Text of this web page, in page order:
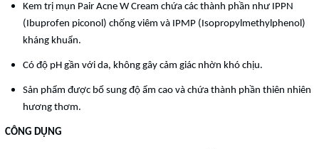
Kem trị mụn Pair Acne W Cream chứa các thành phần như IPPN
(Ibuprofen piconol) chống viêm và IPMP (Isopropylmethylphenol)
kháng khuẩn.
Có độ pH gần với da, không gây cảm giác nhờn khó chịu.
Sản phẩm được bổ sung độ ẩm cao và chứa thành phần thiên nhiên
hương thơm.
CÔNG DỤNG